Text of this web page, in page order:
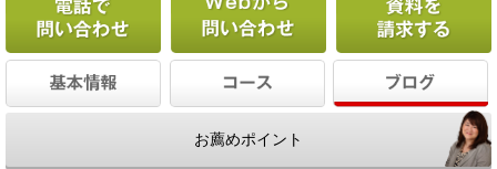
電話で問い合わせる Webから問い合わせ
お薦めポイント